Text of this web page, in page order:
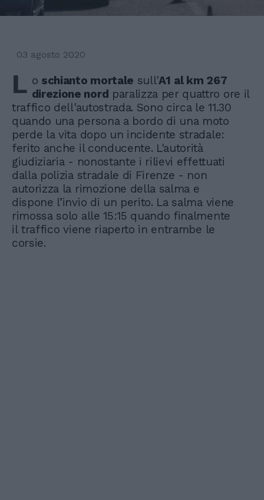
03 agosto 2020
L o schianto mortale sull'A1 al km 267
direzione nord paralizza per quattro ore il
traffico dell'autostrada. Sono circa le 11.30
quando una persona a bordo di una moto
perde la vita dopo un incidente stradale:
ferito anche il conducente. L'autorità
giudiziaria - nonostante i rilievi effettuati
dalla polizia stradale di Firenze - non
autorizza la rimozione della salma e
dispone l’invio di un perito. La salma viene
rimossa solo alle 15:15 quando finalmente
il traffico viene riaperto in entrambe le
corsie.